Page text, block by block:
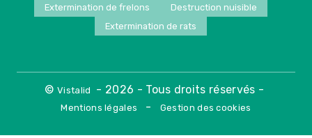
Extermination de frelons
Destruction nuisible
Extermination de rats
©Vistalid - 2026 - Tous droits réservés -
Mentions légales - Gestion des cookies